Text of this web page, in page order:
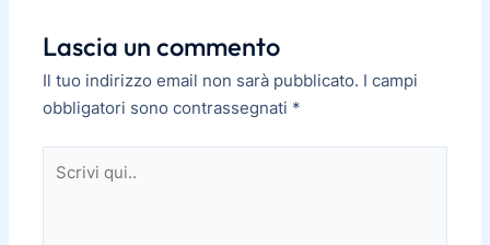
Lascia un commento
Il tuo indirizzo email non sarà pubblicato. I campi
obbligatori sono contrassegnati *